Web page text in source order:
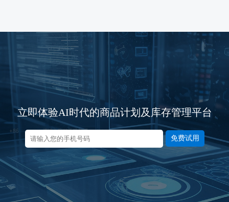
立即体验AI时代的商品计划及库存管理平台
免费试用